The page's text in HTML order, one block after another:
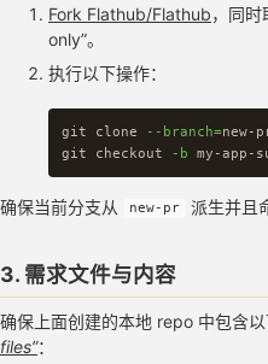
Fork Flathub/Flathub，同
only”。
执行以下操作：
git clone --branch=new-
git checkout
-b
确保当前分支从 new-pr 派生并且
3. 需求文件与内容
确保上面创建的本地 repo 中包含
files”：